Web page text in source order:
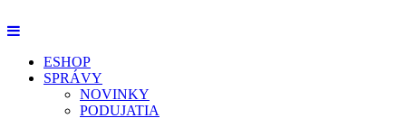
ESHOP
SPRÁVY
NOVINKY
PODUJATIA